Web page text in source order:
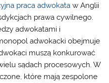
praca adwokata w Anglii
prawa cywilnego.
adwokatami i
adwokacki obejmuje
muszą konkurować
sądach procesowych. W
które mają zespolone